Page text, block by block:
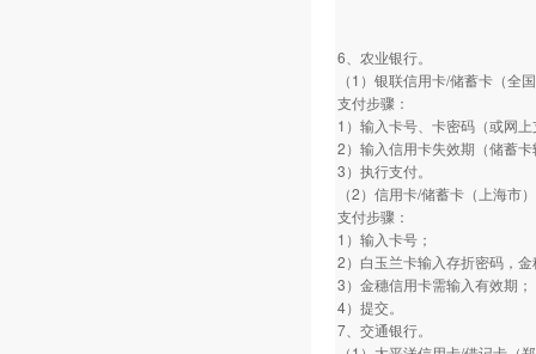
6、农业银行。
（1）银联信用卡/储蓄卡（全
支付步骤：
1）输入卡号、卡密码（或网
2）输入信用卡失效期（储蓄
3）执行支付。
（2）信用卡/储蓄卡（上海市）
支付步骤：
1）输入卡号；
2）白玉兰卡输入存折密码，
3）金穗信用卡需输入有效期；
4）提交。
7、交通银行。